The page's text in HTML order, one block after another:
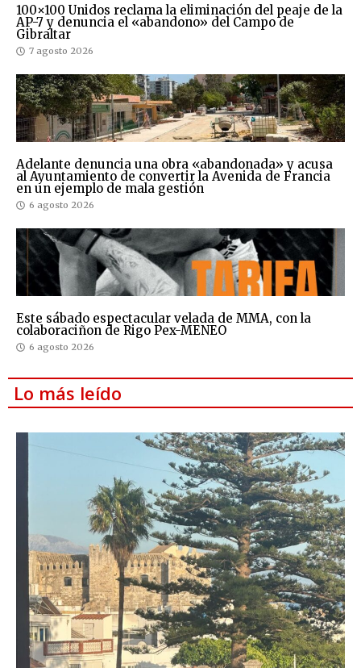
100×100 Unidos reclama la eliminación del peaje de la
AP-7 y denuncia el «abandono» del Campo de
Gibraltar
7 agosto 2026
Adelante denuncia una obra «abandonada» y acusa
al Ayuntamiento de convertir la Avenida de Francia
en un ejemplo de mala gestión
6 agosto 2026
Este sábado espectacular velada de MMA, con la
colaboraciñon de Rigo Pex-MENEO
6 agosto 2026
Lo más leído